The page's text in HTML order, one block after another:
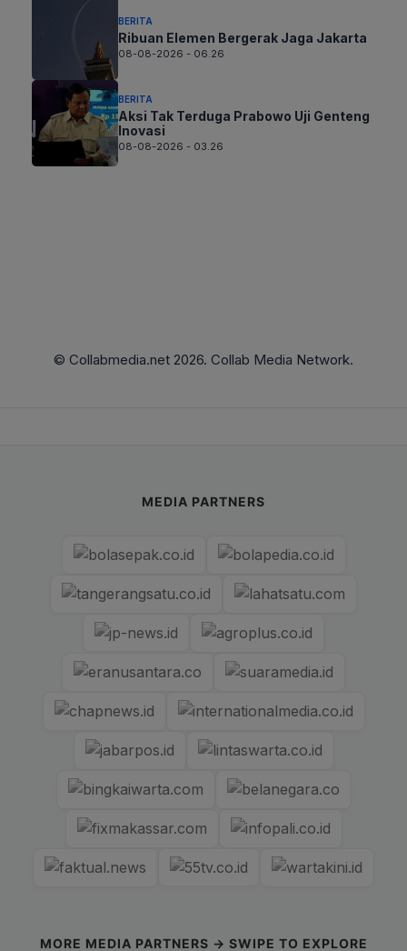
BERITA
Ribuan Elemen Bergerak Jaga Jakarta
08-08-2026 - 06.26
BERITA
Aksi Tak Terduga Prabowo Uji Genteng
Inovasi
08-08-2026 - 03.26
© Collabmedia.net 2026. Collab Media Network.
MEDIA PARTNERS
MORE MEDIA PARTNERS → SWIPE TO EXPLORE